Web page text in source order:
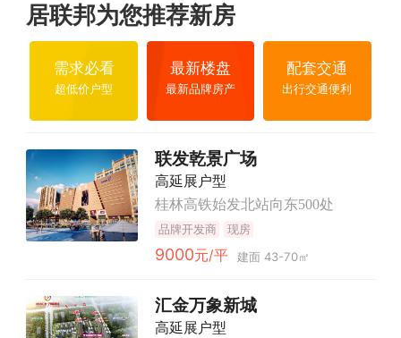
居联邦为您推荐新房
需求必看
超低价户型
最新楼盘
最新品牌房产
配套交通
出行交通便利
联发乾景广场
高延展户型
桂林高铁始发北站向东500处
品牌开发商 现房
9000元/平 建面 43-70㎡
汇金万象新城
高延展户型